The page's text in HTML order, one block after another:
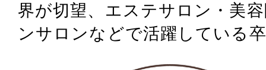
界が切望、 エステサロン・美
ンサロンなどで活躍している